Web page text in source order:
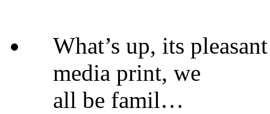
What’s up, its
media print, we
all be famil…